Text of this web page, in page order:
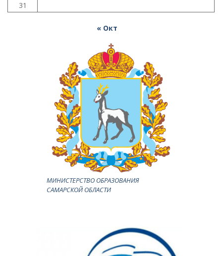
31
« Окт
МИНИСТЕРСТВО ОБРАЗОВАНИЯ
САМАРСКОЙ ОБЛАСТИ